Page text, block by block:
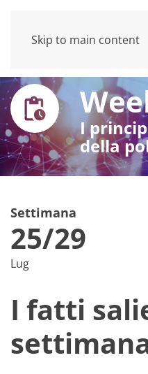
Skip to main content
I
della
Settimana
25/29
Lug
I fatti